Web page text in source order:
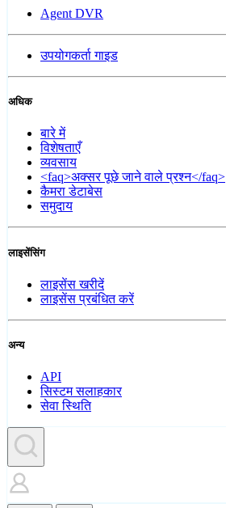
Agent DVR
उपयोगकर्ता गाइड
अधिक
बारे में
विशेषताएँ
व्यवसाय
<faq>अक्सर पूछे जाने वाले प्रश्न</faq>
कैमरा डेटाबेस
समुदाय
लाइसेंसिंग
लाइसेंस खरीदें
लाइसेंस प्रबंधित करें
अन्य
API
सिस्टम सलाहकार
सेवा स्थिति